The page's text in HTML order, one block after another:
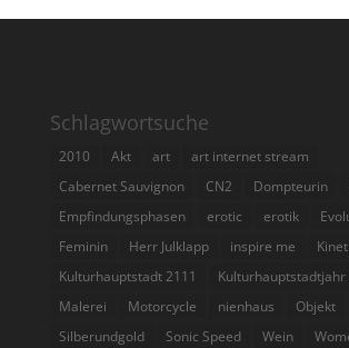
Schlagwortsuche
2010 Akt art
art internet stream
Cabernet Sauvignon
CN2 Dompteurin
Empfindungsphasen
erotic erotik
Feminin
Herr Julklapp inspire me
Kulturhauptstadt 2111
Kulturhauptstadtjahr
Malerei
Motorcycle nienhaus Objekt
Silberundgold
Sonic Speed Wein